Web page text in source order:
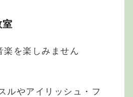
を楽しみません
ルやアイリッシュ・フ